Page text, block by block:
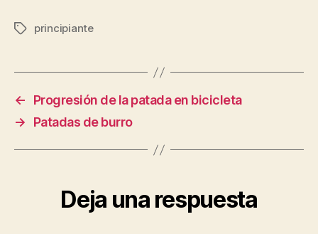
Etiquetas
principiante
←
Progresión de la patada en bicicleta
→
Patadas de burro
Deja una respuesta